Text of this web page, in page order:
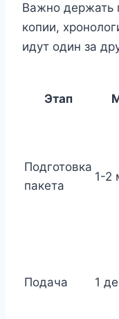
Важно держать
копии,
идут один за
Этап
Подготовка
пакета
1-2
Подача 1